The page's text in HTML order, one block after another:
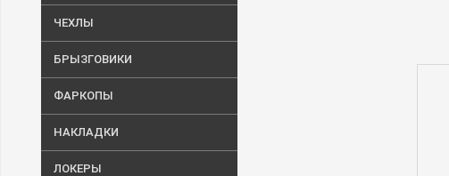
ЧЕХЛЫ
БРЫЗГОВИКИ
ФАРКОПЫ
НАКЛАДКИ
ЛОКЕРЫ